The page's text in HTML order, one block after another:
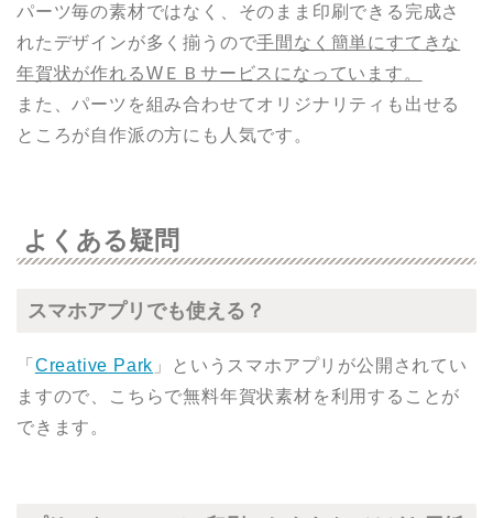
パーツ毎の素材ではなく、そのまま印刷できる完成さ
れたデザインが多く揃うので手間なく簡単にすてきな
年賀状が作れるWＥＢサービスになっています。
また、パーツを組み合わせてオリジナリティも出せる
ところが自作派の方にも人気です。
よくある疑問
スマホアプリでも使える？
「 Creative Park 」というスマホアプリが公開されてい
ますので、こちらで無料年賀状素材を利用することが
できます。